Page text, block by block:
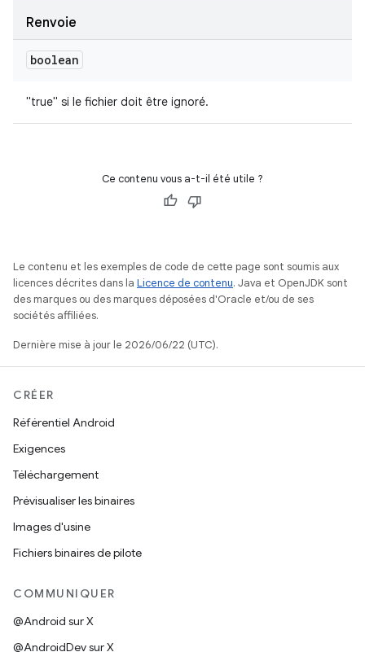
Renvoie
boolean
"true" si le fichier doit être ignoré.
Ce contenu vous a-t-il été utile ?
Le contenu et les exemples de code de cette page sont soumis aux
licences décrites dans la Licence de contenu. Java et OpenJDK sont
des marques ou des marques déposées d'Oracle et/ou de ses
sociétés affiliées.
Dernière mise à jour le 2026/06/22 (UTC).
CRÉER
Référentiel Android
Exigences
Téléchargement
Prévisualiser les binaires
Images d'usine
Fichiers binaires de pilote
COMMUNIQUER
@Android sur X
@AndroidDev sur X